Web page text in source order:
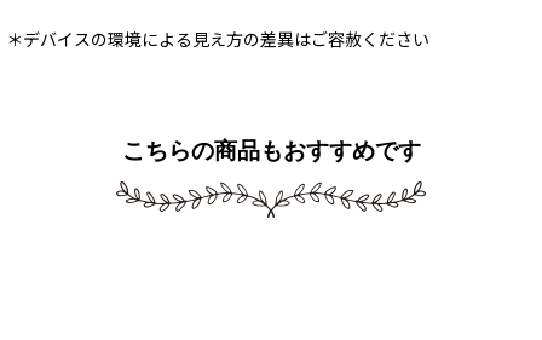
＊デバイスの環境による見え方の差異はご容赦ください
こちらの商品もおすすめです